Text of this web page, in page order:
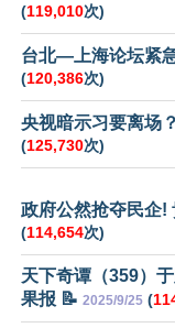
(119,010次)
台北—上海论坛紧
(120,386次)
央视暗示习要离场
(125,730次)
政府公然抢夺民企!
(114,654次)
天下奇谭（359）
果报 📝 2025/9/25 (